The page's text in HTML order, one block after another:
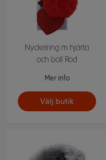
Nyckelring m hjärta
och boll Röd
Mer info
Välj butik